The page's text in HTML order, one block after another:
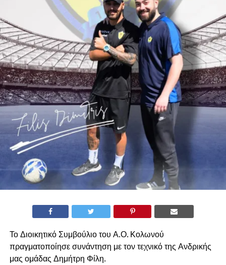
Το Διοικητικό Συμβούλιο του Α.Ο. Κολωνού
πραγματοποίησε συνάντηση με τον τεχνικό της Ανδρικής
μας ομάδας Δημήτρη Φίλη.